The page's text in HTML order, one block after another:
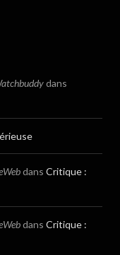
dans
dans Critique :
dans Critique :